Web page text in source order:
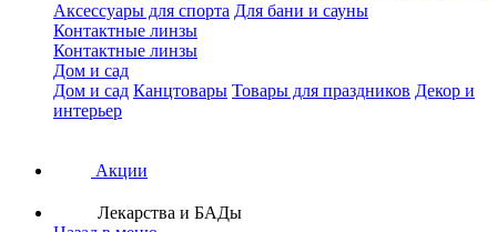
Аксессуары для спорта Для бани и сауны
Контактные линзы
Контактные линзы
Дом и сад
Дом и сад Канцтовары Товары для праздников Декор и
интерьер
Акции
Лекарства и БАДы